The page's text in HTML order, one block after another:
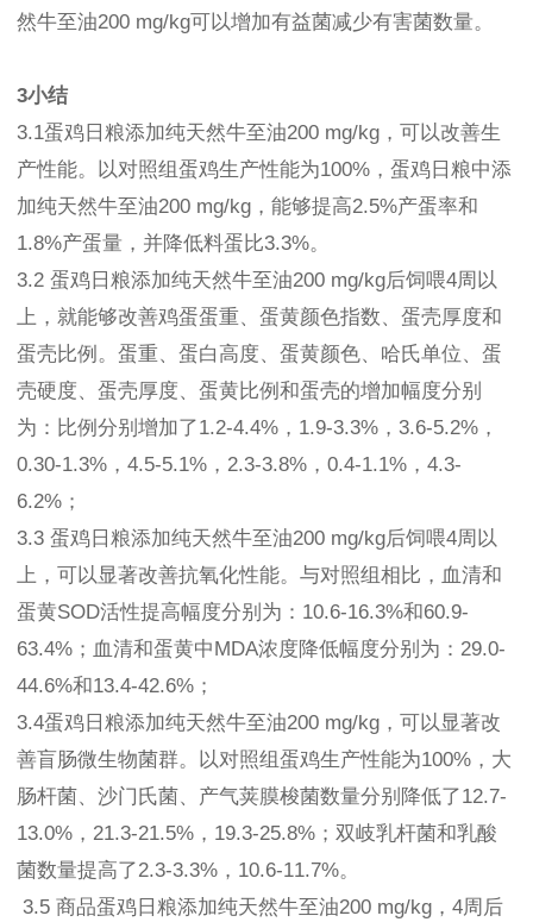
然牛至油200 mg/kg可以增加有益菌减少有害菌数量。
3小结
3.1蛋鸡日粮添加纯天然牛至油200 mg/kg，可以改善生
产性能。以对照组蛋鸡生产性能为100%，蛋鸡日粮中添
加纯天然牛至油200 mg/kg，能够提高2.5%产蛋率和
1.8%产蛋量，并降低料蛋比3.3%。
3.2 蛋鸡日粮添加纯天然牛至油200 mg/kg后饲喂4周以
上，就能够改善鸡蛋蛋重、蛋黄颜色指数、蛋壳厚度和
蛋壳比例。蛋重、蛋白高度、蛋黄颜色、哈氏单位、蛋
壳硬度、蛋壳厚度、蛋黄比例和蛋壳的增加幅度分别
为：比例分别增加了1.2-4.4%，1.9-3.3%，3.6-5.2%，
0.30-1.3%，4.5-5.1%，2.3-3.8%，0.4-1.1%，4.3-
6.2%；
3.3 蛋鸡日粮添加纯天然牛至油200 mg/kg后饲喂4周以
上，可以显著改善抗氧化性能。与对照组相比，血清和
蛋黄SOD活性提高幅度分别为：10.6-16.3%和60.9-
63.4%；血清和蛋黄中MDA浓度降低幅度分别为：29.0-
44.6%和13.4-42.6%；
3.4蛋鸡日粮添加纯天然牛至油200 mg/kg，可以显著改
善盲肠微生物菌群。以对照组蛋鸡生产性能为100%，大
肠杆菌、沙门氏菌、产气荚膜梭菌数量分别降低了12.7-
13.0%，21.3-21.5%，19.3-25.8%；双岐乳杆菌和乳酸
菌数量提高了2.3-3.3%，10.6-11.7%。
3.5 商品蛋鸡日粮添加纯天然牛至油200 mg/kg，4周后